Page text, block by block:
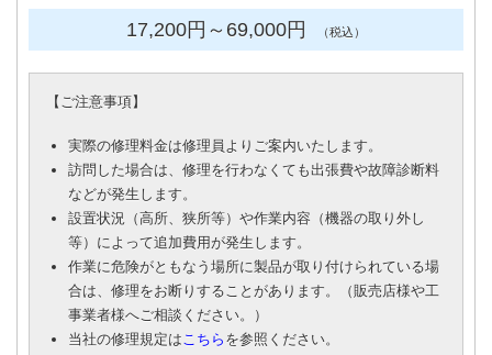
17,200円 ～69,000円 （税込）
【 ご注意事項】
実際の修理料金は修理員よりご案内いたします。
訪問した場合は、修理を行わなくても出張費や故障診断料
などが発生します。
設置状況（高所、狭所等）や作業内容（機器の取り外し
等）によって追加費用が発生します。
作業に危険がともなう場所に製品が取り付けられている場
合は、修理をお断りすることがあります。（販売店様や工
事業者様へご相談ください。）
当社の修理規定はこちら を参照ください。